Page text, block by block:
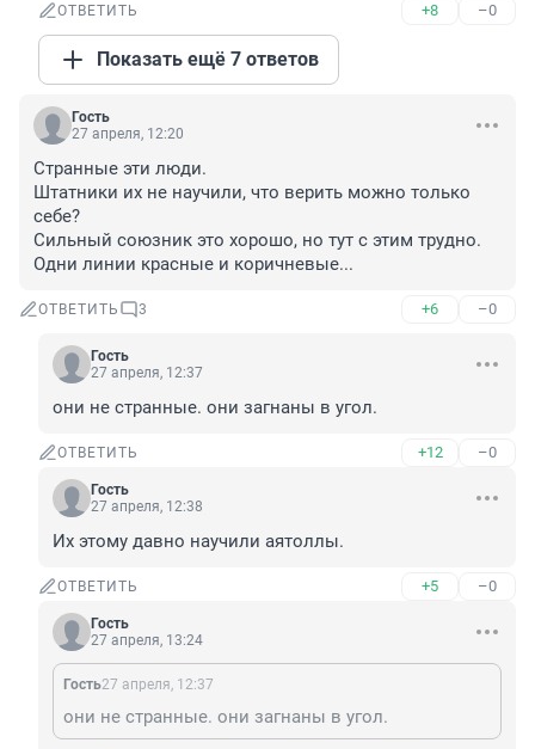
ОТВЕТИТЬ +8 –0
Показать ещё 7 ответов
Гость
27 апреля, 12:20
Странные эти люди.
Штатники их не научили, что верить можно только
себе?
Сильный союзник это хорошо, но тут с этим трудно.
Одни линии красные и коричневые...
ОТВЕТИТЬ 3 +6 –0
Гость
27 апреля, 12:37
они не странные. они загнаны в угол.
ОТВЕТИТЬ +12 –0
Гость
27 апреля, 12:38
Их этому давно научили аятоллы.
ОТВЕТИТЬ +5 –0
Гость
27 апреля, 13:24
Гость27 апреля, 12:37
они не странные. они загнаны в угол.